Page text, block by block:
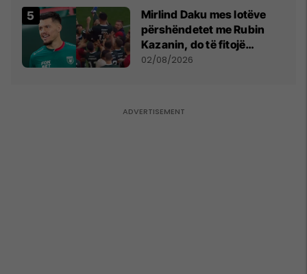
Mirlind Daku mes lotëve
përshëndetet me Rubin
Kazanin, do të fitojë
miliona te Spartak Moska
02/08/2026